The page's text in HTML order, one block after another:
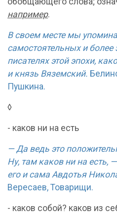
например.
В своем месте мы
самостоятельных и
писателях этой эпохи,
и князь Вяземский.
Пушкина.
◊
- каков ни на есть
— Да ведь это
Ну, там каков ни на есть,
его и сама Авдотья
Вересаев, Товарищи.
- каков собой? каков из